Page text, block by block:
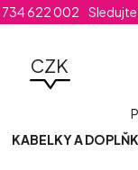
734 622 002 Sledujte
CZK
KABELKY A